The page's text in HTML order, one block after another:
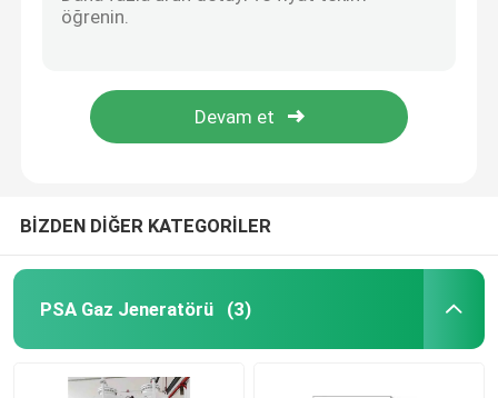
Hava kompresörü güçlendirici
ABB Basınç Göndericisi
Klasik Venturi tüpü VTC
BİZDEN DİĞER KATEGORİLER
PSA Gaz Jeneratörü (3)